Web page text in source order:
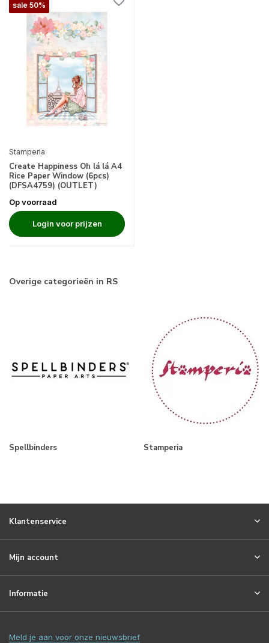
sale 50%
Stamperia
Create Happiness Oh lá lá A4
Rice Paper Window (6pcs)
(DFSA4759) (OUTLET)
Op voorraad
Login voor prijzen
Overige categorieën in RS
Spellbinders Stamperia
Klantenservice
Mijn account
Informatie
Meld je aan voor onze nieuwsbrief